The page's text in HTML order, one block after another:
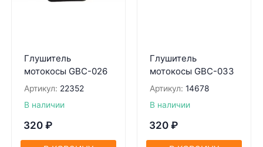
Глушитель
мотокосы GBC-026
Артикул: 22352
В наличии
320 ₽
Глушитель
мотокосы GBC-033
Артикул: 14678
В наличии
320 ₽